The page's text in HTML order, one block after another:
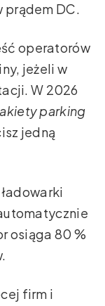
DC.
operatorów
jeżeli w
W 2026
parking
jedną
osiąga 80 %
firm i